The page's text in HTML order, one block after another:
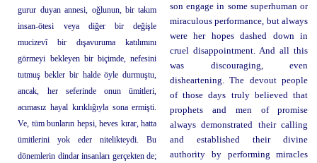
gurur duyan annesi, oğlunun, bir takım
insan-ötesi veya diğer bir değişle
mucizevî bir dışavuruma katılımını
görmeyi bekleyen bir biçimde, nefesini
tutmuş bekler bir halde öyle durmuştu,
ancak, her seferinde onun ümitleri,
acımasız hayal kırıklığıyla sona ermişti.
Ve, tüm bunların hepsi, heves kırar, hatta
ümitlerini yok eder nitelikteydi. Bu
dönemlerin dindar insanları gerçekten de;
son engage in some superhuman or
miraculous performance, but always
were her hopes dashed down in
cruel disappointment. And all this
was discouraging, even
disheartening. The devout people
of those days truly believed that
prophets and men of promise
always demonstrated their calling
and established their divine
authority by performing miracles